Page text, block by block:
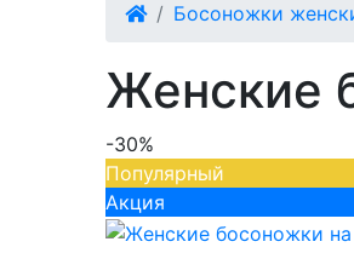
Босоножки
Женские
-30%
Популярный
Акция